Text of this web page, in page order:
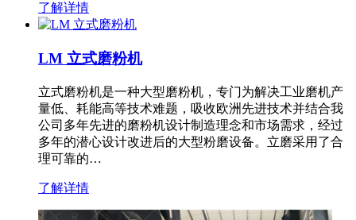
了解详情
LM 立式磨粉机
立式磨粉机是一种大型磨粉机，专门为解决工业磨机产
量低、耗能高等技术难题，吸收欧洲先进技术并结合我
公司多年先进的磨粉机设计制造理念和市场需求，经过
多年的潜心设计改进后的大型粉磨设备。立磨采用了合
理可靠的…
了解详情